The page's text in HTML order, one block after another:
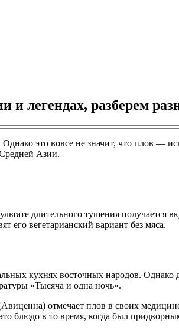
легендах, разберем
Однако это вовсе не значит, что плов —
Азии.
длительного тушения получается
его вегетарианский вариант без мяса.
кухнях восточных народов.
«Тысяча и одна ночь».
отмечает плов в своих
блюдо в то время, когда был